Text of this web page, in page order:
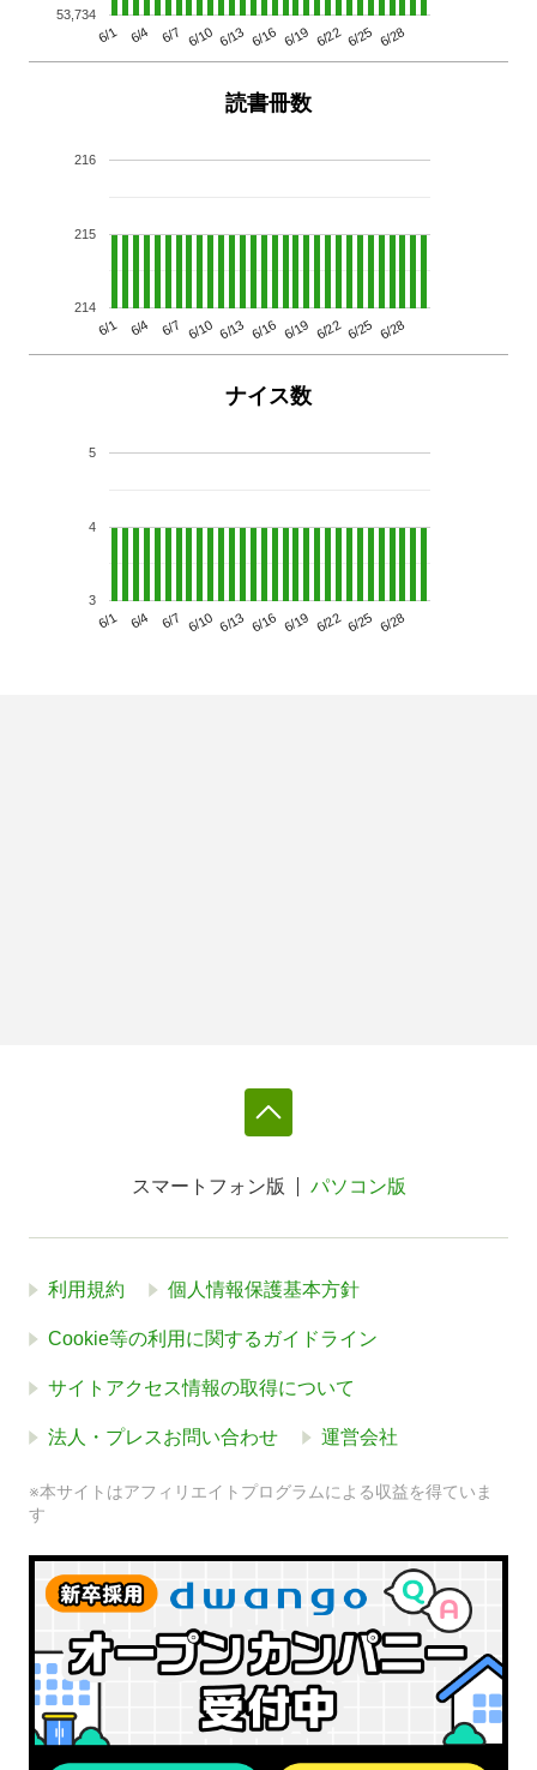
6/1 6/4 6/7 6/10 6/13 6/16 6/19 6/22 6/25 6/28
53,734
読書冊数
6/1 6/4 6/7 6/10 6/13 6/16 6/19 6/22 6/25 6/28
214
215
216
ナイス数
6/1 6/4 6/7 6/10 6/13 6/16 6/19 6/22 6/25 6/28
3
4
5
スマートフォン版 パソコン版
利用規約 個人情報保護基本方針
Cookie等の利用に関するガイドライン
サイトアクセス情報の取得について
法人・プレスお問い合わせ 運営会社
※本サイトはアフィリエイトプログラムによる収益を得ていま
す